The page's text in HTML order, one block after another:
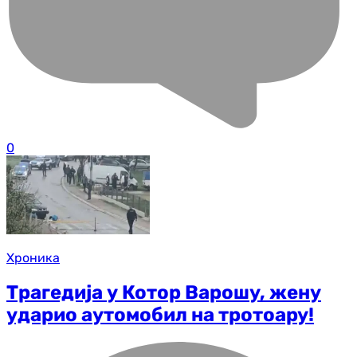
0
Хроника
Трагедија у Котор Варошу, жену
ударио аутомобил на тротоару!